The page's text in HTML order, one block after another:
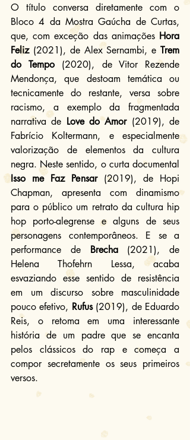
O título conversa diretamente com o
Bloco 4 da Mostra Gaúcha de Curtas,
que, com exceção das animações Hora
Feliz (2021), de Alex Sernambi, e Trem
do Tempo (2020), de Vitor Rezende
Mendonça, que destoam temática ou
tecnicamente do restante, versa sobre
racismo, a exemplo da fragmentada
narrativa de Love do Amor (2019), de
Fabrício Koltermann, e especialmente
valorização de elementos da cultura
Isso me Faz Pensar (2019), de Hopi
Chapman, apresenta com dinamismo
para o público um retrato da cultura hip
hop porto-alegrense e alguns de seus
personagens contemporâneos. E se a
performance de Brecha (2021), de
Helena Thofehrn Lessa, acaba
esvaziando esse sentido de resistência
em um discurso sobre masculinidade
pouco efetivo, Rufus (2019), de Eduardo
Reis, o retoma em uma interessante
história de um padre que se encanta
pelos clássicos do rap e começa a
compor secretamente os seus primeiros
versos.